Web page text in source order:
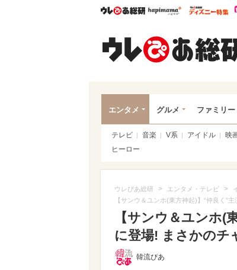
ウレぴあ総研ハピママ*
エンタメ グルメ ファミリー
テレビ 音楽 V系 アイドル 映
ヒーロー
ウレぴあ総研 > エンタメ・テレビ >
【サンウ＆ユンホ(東方神起)】“仲良く”
【サンウ＆ユンホ(
に登場! まさかのチ
韓流ぴあ